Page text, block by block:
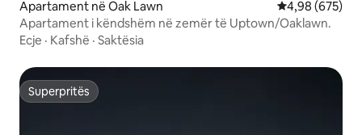
Apartament në Oak Lawn Vlerësimi
4,98 (675)
Apartament i këndshëm në zemër të Uptown/Oaklawn.
Ecje · Kafshë · Saktësia
Superpritës
Superpritës